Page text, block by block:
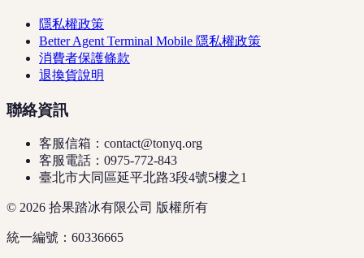
隱私權政策
Better Agent Terminal Mobile 隱私權政策
消費者保護條款
退換貨說明
聯絡資訊
客服信箱：contact@tonyq.org
客服電話：0975-772-843
臺北市大同區延平北路3段4號5樓之1
© 2026 拾果踏冰有限公司 版權所有
統一編號：60336665